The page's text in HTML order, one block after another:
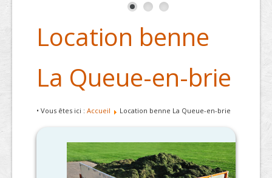
Location benne
La Queue-en-brie
• Vous êtes ici : Accueil Location benne La Queue-en-brie